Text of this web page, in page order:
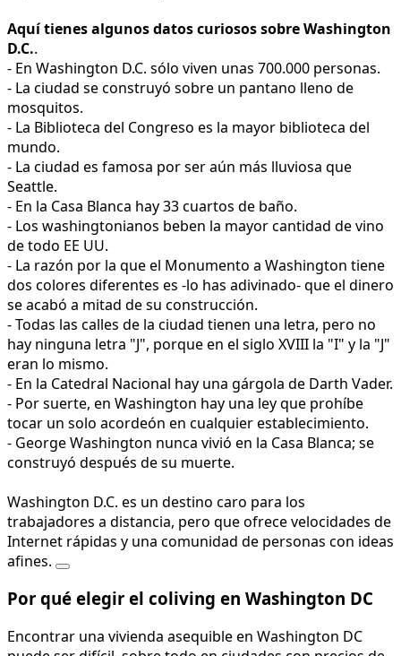
Aquí tienes algunos datos curiosos sobre Washington
D.C..
- En Washington D.C. sólo viven unas 700.000 personas.
- La ciudad se construyó sobre un pantano lleno de
mosquitos.
- La Biblioteca del Congreso es la mayor biblioteca del
mundo.
- La ciudad es famosa por ser aún más lluviosa que
Seattle.
- En la Casa Blanca hay 33 cuartos de baño.
- Los washingtonianos beben la mayor cantidad de vino
de todo EE UU.
- La razón por la que el Monumento a Washington tiene
dos colores diferentes es -lo has adivinado- que el dinero
se acabó a mitad de su construcción.
- Todas las calles de la ciudad tienen una letra, pero no
hay ninguna letra "J", porque en el siglo XVIII la "I" y la "J"
eran lo mismo.
- En la Catedral Nacional hay una gárgola de Darth Vader.
- Por suerte, en Washington hay una ley que prohíbe
tocar un solo acordeón en cualquier establecimiento.
- George Washington nunca vivió en la Casa Blanca; se
construyó después de su muerte.
Washington D.C. es un destino caro para los
trabajadores a distancia, pero que ofrece velocidades de
Internet rápidas y una comunidad de personas con ideas
afines.
Por qué elegir el coliving en Washington DC
Encontrar una vivienda asequible en Washington DC